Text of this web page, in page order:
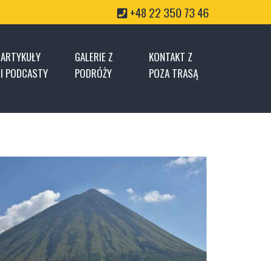
+48 22 350 73 46
ARTYKUŁY
I PODCASTY
GALERIE Z
PODRÓŻY
KONTAKT Z
POZA TRASĄ